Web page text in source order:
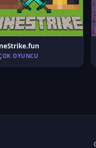
OYUNCU